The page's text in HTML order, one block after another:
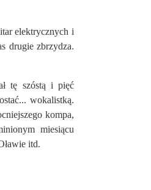
elektrycznych i
drugie zbrzydza.
tę szóstą i pięć
wokalistką.
kompa,
miesiącu
itd.